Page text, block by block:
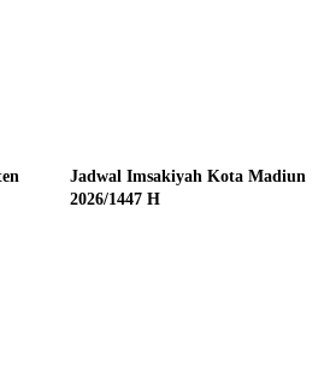
Jadwal Imsakiyah Kota Madiun
2026/1447 H